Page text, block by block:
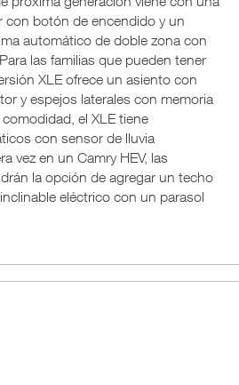
con botón de encendido y un
automático de doble zona con
las familias que pueden tener
XLE ofrece un asiento con
y espejos laterales con memoria
el XLE tiene
con sensor de lluvia
vez en un Camry HEV, las
la opción de agregar un techo
eléctrico con un parasol